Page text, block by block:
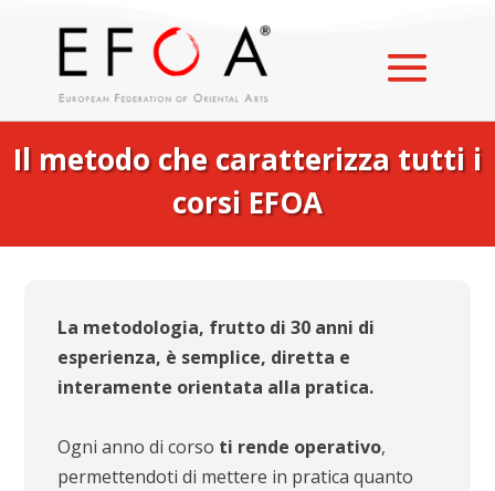
Il metodo che caratterizza tutti i
corsi EFOA
La metodologia, frutto di 30 anni di
esperienza, è semplice, diretta e
interamente orientata alla pratica.
Ogni anno di corso ti rende operativo,
permettendoti di mettere in pratica quanto